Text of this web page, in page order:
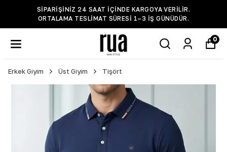
SIPARIŞINIZ 24 SAAT IÇINDE KARGOYA VERILIR.
ORTALAMA TESLIMAT SÜRESI 1–3 IŞ GÜNÜDÜR.
0
Erkek Giyim Üst Giyim Tişört